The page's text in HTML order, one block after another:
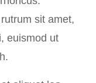
sit amet,
euismod ut